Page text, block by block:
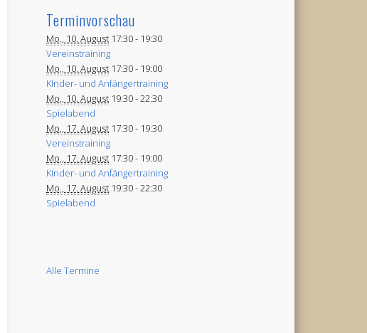
Terminvorschau
Mo., 10. August 17:30 - 19:30
Vereinstraining
Mo., 10. August 17:30 - 19:00
KInder- und Anfängertraining
Mo., 10. August 19:30 -22:30
Spielabend
Mo., 17. August 17:30 - 19:30
Vereinstraining
Mo., 17. August 17:30 - 19:00
KInder- und Anfängertraining
Mo., 17. August 19:30 -22:30
Spielabend
Alle Termine